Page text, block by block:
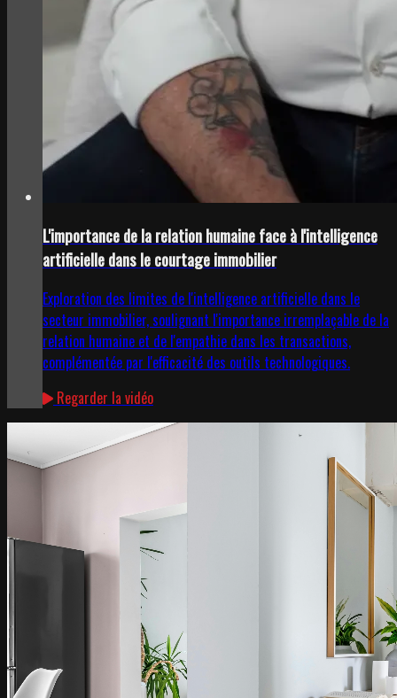
L'importance de la relation humaine face à l'intelligence
artificielle dans le courtage immobilier
Exploration des limites de l'intelligence artificielle dans le
secteur immobilier, soulignant l'importance irremplaçable de la
relation humaine et de l'empathie dans les transactions,
complémentée par l'efficacité des outils technologiques.
Regarder la vidéo